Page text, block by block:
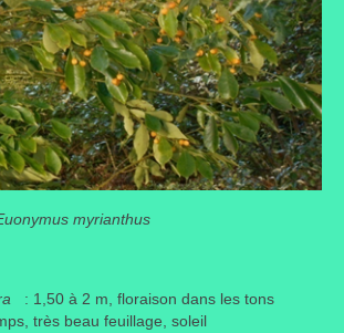
Intérieur – Statuts et cotisation JPL
myrianthus
: 1,50 à 2 m, floraison dans les tons
très beau feuillage, soleil